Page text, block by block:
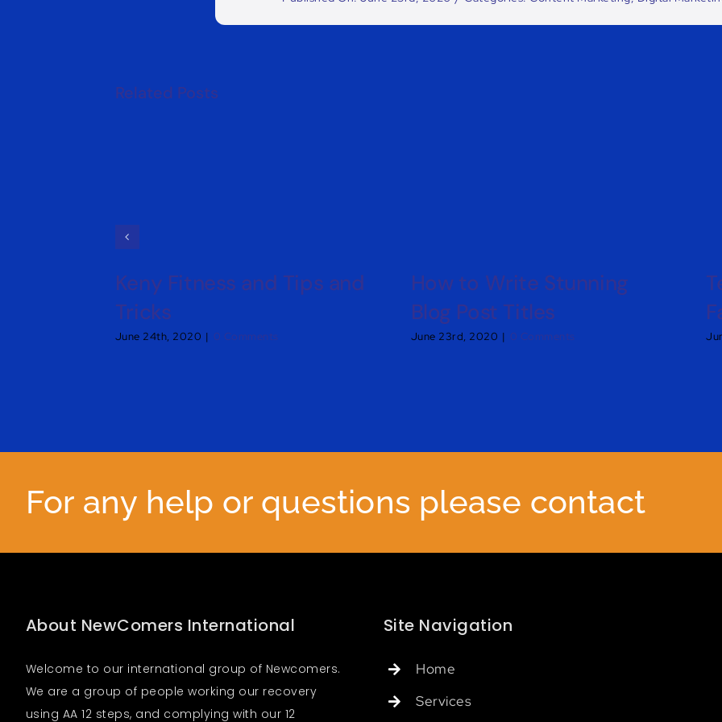
Related Posts
Keny Fitness and Tips and
Tricks
June 24th, 2020 | 0 Comments
How to Write Stunning
Blog Post Titles
June 23rd, 2020 | 0 Comments
For any help or questions please contact
About NewComers International
Welcome to our international group of Newcomers.
We are a group of people working our recovery
using AA 12 steps, and complying with our 12
Site Navigation
Home
Services